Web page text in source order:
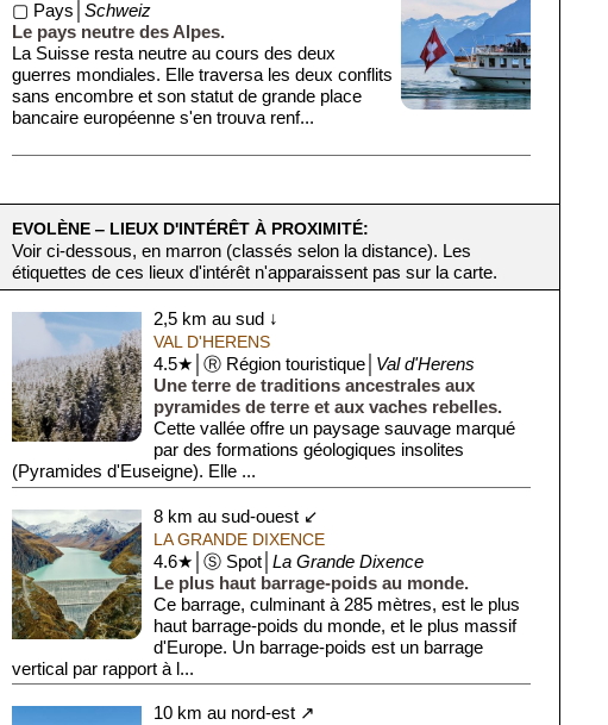
▢ Pays│Schweiz
Le pays neutre des Alpes.
La Suisse resta neutre au cours des deux
guerres mondiales. Elle traversa les deux conflits
sans encombre et son statut de grande place
bancaire européenne s'en trouva renf...
EVOLÈNE ‒ LIEUX D'INTÉRÊT À PROXIMITÉ:
Voir ci-dessous, en marron (classés selon la distance). Les
étiquettes de ces lieux d'intérêt n'apparaissent pas sur la carte.
2,5 km au sud ↓
VAL D'HERENS
4.5★│Ⓡ Région touristique│ Val d'Herens
Une terre de traditions ancestrales aux
pyramides de terre et aux vaches rebelles.
Cette vallée offre un paysage sauvage marqué
par des formations géologiques insolites
(Pyramides d'Euseigne). Elle ...
8 km au sud-ouest ↙
LA GRANDE DIXENCE
4.6★│Ⓢ Spot│ La Grande Dixence
Le plus haut barrage-poids au monde.
Ce barrage, culminant à 285 mètres, est le plus
haut barrage-poids du monde, et le plus massif
d'Europe. Un barrage-poids est un barrage
vertical par rapport à l...
10 km au nord-est ↗